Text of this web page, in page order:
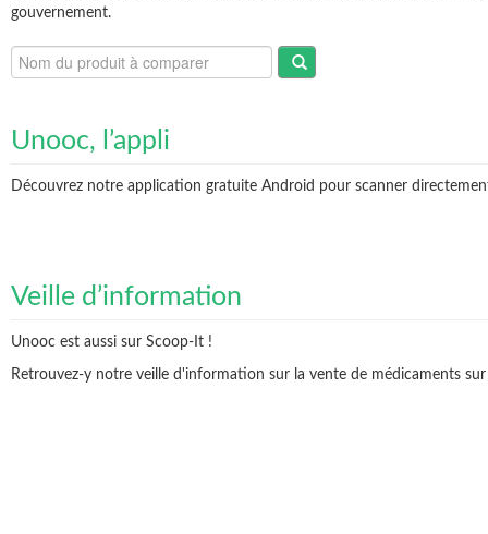
gouvernement.
Unooc, l’appli
Découvrez notre application gratuite Android pour scanner
Veille d’information
Unooc est aussi sur Scoop-It !
Retrouvez-y notre veille d'information sur la vente de médicaments